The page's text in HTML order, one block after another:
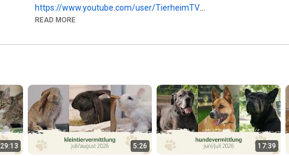
https://www.youtube.com/user/TierheimTV
Tillmann, Misu's new owner.
READ MORE
29:13 5:26 17:39